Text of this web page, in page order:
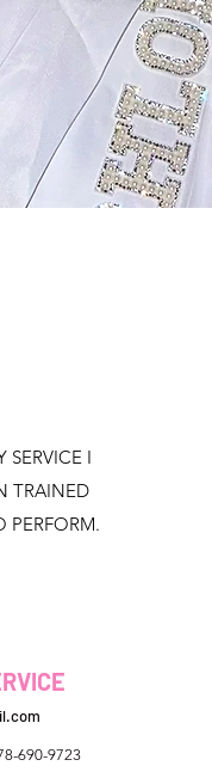
SERVICE I
TRAINED
PERFORM.
690-9723